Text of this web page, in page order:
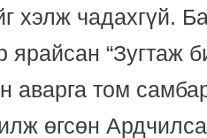
хэлж чадахгүй.
ярайсан “Зугтаж
аварга том
өгсөн